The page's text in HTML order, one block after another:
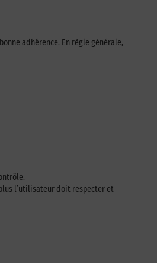
adhérence. En règle générale,
l’utilisateur doit respecter et